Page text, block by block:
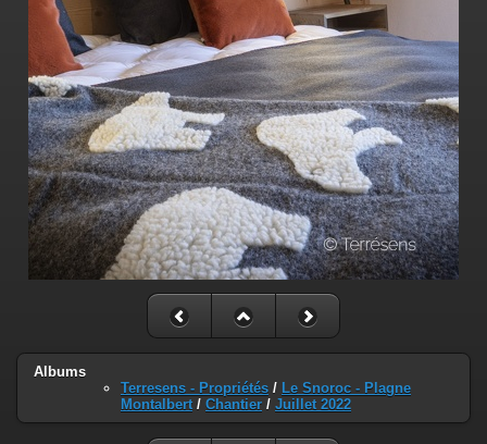
Albums
Terresens - Propriétés / Le Snoroc - Plagne
Montalbert / Chantier / Juillet 2022